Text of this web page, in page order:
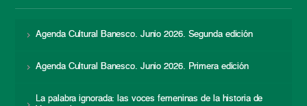
Agenda Cultural Banesco. Junio 2026. Segunda edición
Agenda Cultural Banesco. Junio 2026. Primera edición
La palabra ignorada: las voces femeninas de la historia de